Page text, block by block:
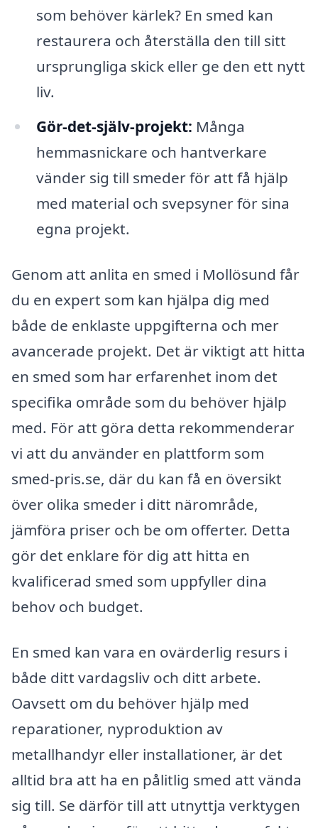
som behöver kärlek? En smed kan
restaurera och återställa den till sitt
ursprungliga skick eller ge den ett nytt
liv.
Gör-det-själv-projekt: Många
hemmasnickare och hantverkare
vänder sig till smeder för att få hjälp
med material och svepsyner för sina
egna projekt.
Genom att anlita en smed i Mollösund får
du en expert som kan hjälpa dig med
både de enklaste uppgifterna och mer
avancerade projekt. Det är viktigt att hitta
en smed som har erfarenhet inom det
specifika område som du behöver hjälp
med. För att göra detta rekommenderar
vi att du använder en plattform som
smed-pris.se, där du kan få en översikt
över olika smeder i ditt närområde,
jämföra priser och be om offerter. Detta
gör det enklare för dig att hitta en
kvalificerad smed som uppfyller dina
behov och budget.
En smed kan vara en ovärderlig resurs i
både ditt vardagsliv och ditt arbete.
Oavsett om du behöver hjälp med
reparationer, nyproduktion av
metallhandyr eller installationer, är det
alltid bra att ha en pålitlig smed att vända
sig till. Se därför till att utnyttja verktygen